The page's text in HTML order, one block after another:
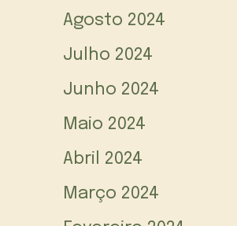
Agosto 2024
Julho 2024
Junho 2024
Maio 2024
Abril 2024
Março 2024